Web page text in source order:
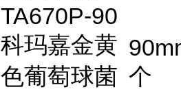
TA670P-90
科玛嘉金黄
色葡萄球菌 个